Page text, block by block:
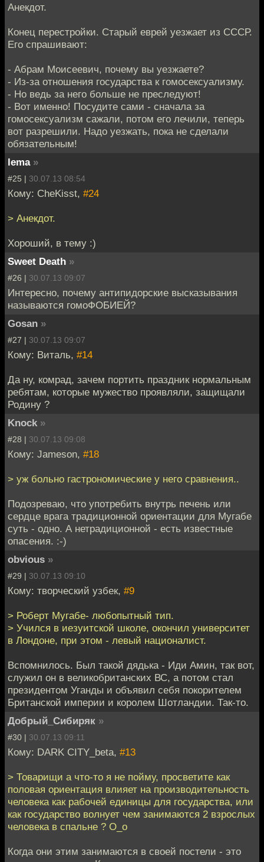
Анекдот.
Конец перестройки. Старый еврей уезжает из СССР.
Его спрашивают:
- Абрам Моисеевич, почему вы уезжаете?
- Из-за отношения государства к гомосексуализму.
- Но ведь за него больше не преследуют!
- Вот именно! Посудите сами - сначала за
гомосексуализм сажали, потом его лечили, теперь
вот разрешили. Надо уезжать, пока не сделали
обязательным!
lema »
#25 | 30.07.13 08:54
Кому: CheKisst, #24
> Анекдот.
Хороший, в тему :)
Sweet Death »
#26 | 30.07.13 09:07
Интересно, почему антипидорские высказывания
называются гомоФОБИЕЙ?
Gosan »
#27 | 30.07.13 09:07
Кому: Виталь, #14
Да ну, комрад, зачем портить праздник нормальным
ребятам, которые мужество проявляли, защищали
Родину ?
Knock »
#28 | 30.07.13 09:08
Кому: Jameson, #18
> уж больно гастрономические у него сравнения..
Подозреваю, что употребить внутрь печень или
сердце врага традиционной ориентации для Мугабе
суть - одно. А нетрадиционной - есть известные
опасения. :-)
obvious »
#29 | 30.07.13 09:10
Кому: творческий узбек, #9
> Роберт Мугабе- любопытный тип.
> Учился в иезуитской школе, окончил университет
в Лондоне, при этом - левый националист.
Вспомнилось. Был такой дядька - Иди Амин, так вот,
служил он в великобританских ВС, а потом стал
президентом Уганды и объявил себя покорителем
Британской империи и королем Шотландии. Так-то.
Добрый_Сибиряк »
#30 | 30.07.13 09:11
Кому: DARK CITY_beta, #13
> Товарищи а что-то я не пойму, просветите как
половая ориентация влияет на производительность
человека как рабочей единицы для государства, или
как государство волнует чем занимаются 2 взрослых
человека в спальне ? О_о
Когда они этим занимаются в своей постели - это